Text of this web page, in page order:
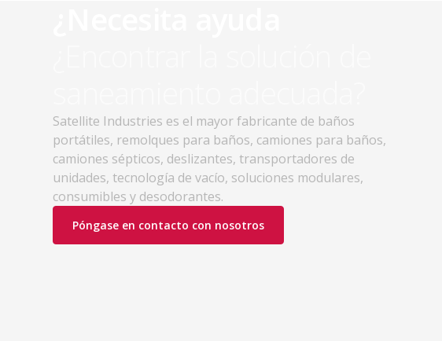
Satellite Industries es el mayor fabricante de baños
portátiles, remolques para baños, camiones para baños,
camiones sépticos, deslizantes, transportadores de
unidades, tecnología de vacío, soluciones modulares,
consumibles y desodorantes.
Póngase en contacto con nosotros